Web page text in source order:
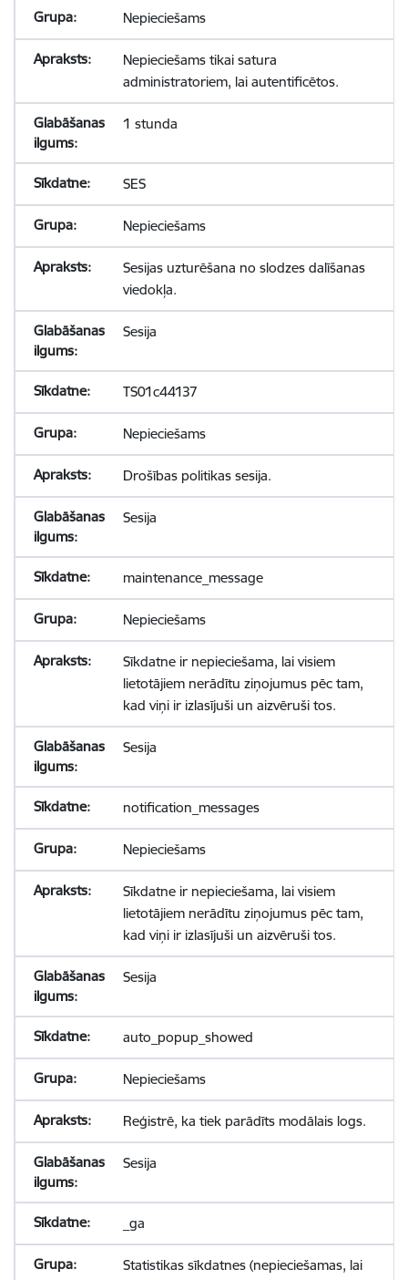
Nepieciešams
Nepieciešams tikai satura
administratoriem, lai autentificētos.
1 stunda
SES
Nepieciešams
Sesijas uzturēšana no slodzes dalīšanas
viedokļa.
Sesija
TS01c44137
Nepieciešams
Drošības politikas sesija.
Sesija
maintenance_message
Nepieciešams
Sīkdatne ir nepieciešama, lai visiem
lietotājiem nerādītu ziņojumus pēc tam,
kad viņi ir izlasījuši un aizvēruši tos.
Sesija
notification_messages
Nepieciešams
Sīkdatne ir nepieciešama, lai visiem
lietotājiem nerādītu ziņojumus pēc tam,
kad viņi ir izlasījuši un aizvēruši tos.
Sesija
auto_popup_showed
Nepieciešams
Reģistrē, ka tiek parādīts modālais logs.
Sesija
_ga
Statistikas sīkdatnes (nepieciešamas, lai